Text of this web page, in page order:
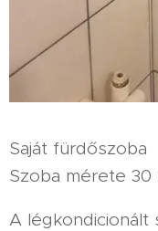
Saját fürdőszoba
Szoba mérete 30
A légkondicionált